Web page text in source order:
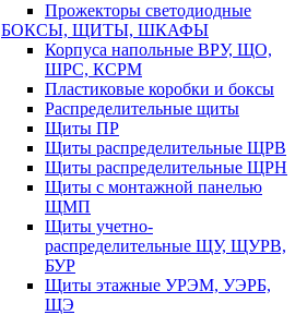
Прожекторы светодиодные
БОКСЫ, ЩИТЫ, ШКАФЫ
Корпуса напольные ВРУ, ЩО,
ШРС, КСРМ
Пластиковые коробки и боксы
Распределительные щиты
Щиты ПР
Щиты распределительные ЩРВ
Щиты распределительные ЩРН
Щиты с монтажной панелью
ЩМП
Щиты учетно-
распределительные ЩУ, ЩУРВ,
БУР
Щиты этажные УРЭМ, УЭРБ,
ЩЭ